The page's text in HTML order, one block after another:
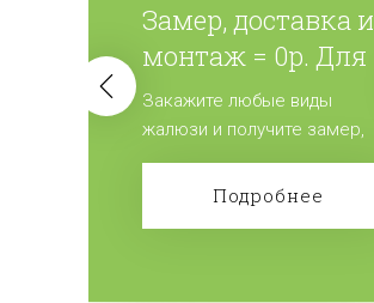
Замер, доставка и
монтаж = 0р. Для
всех жалюзи.
Закажите любые виды
жалюзи и получите замер,
доставку и монтаж
бесплатно! Сделайте заказ!
Подробнее